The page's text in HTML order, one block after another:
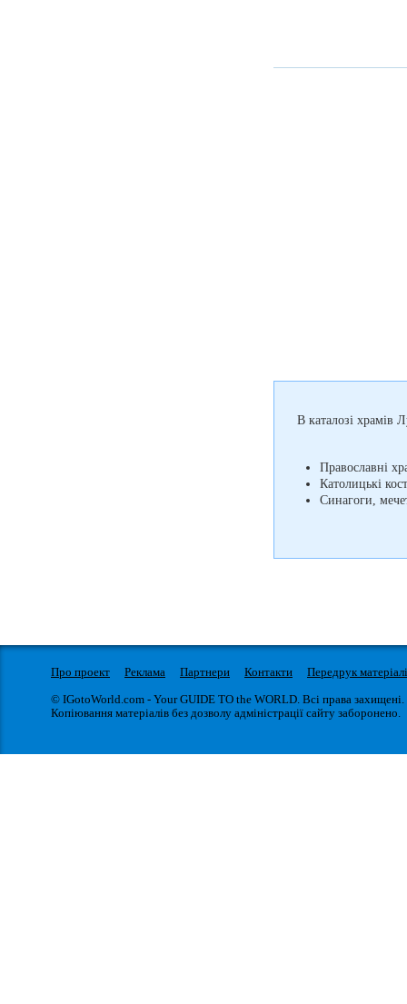
В каталозі храмів
Православні
Католицькі
Синагоги,
Про проект Реклама Партнери Контакти
Передрук
© IGotoWorld.com - Your GUIDE TO the WORLD. Всі права захищені.
Копіювання матеріалів без дозволу адміністрації сайту заборонено.